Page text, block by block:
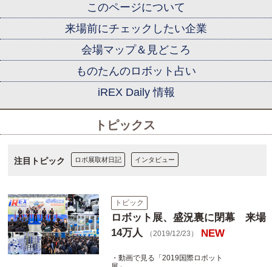
このページについて
来場前にチェックしたい企業
会場マップ＆見どころ
ものたんのロボット占い
iREX Daily 情報
トピックス
注目トピック ロボ展取材日記 インタビュー
トピック
ロボット展、盛況裏に閉幕 来場
14万人
（2019/12/23） NEW
・動画で見る「2019国際ロボット